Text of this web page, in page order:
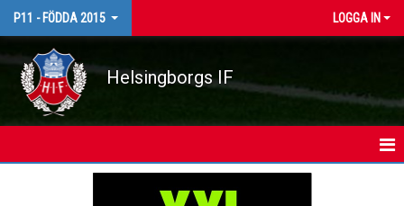
P11 - FÖDDA 2015 LOGGA IN
Helsingborgs IF